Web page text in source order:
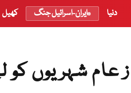
دنیا ایران-اسرائیل جنگ کھیل
شہریوں کو